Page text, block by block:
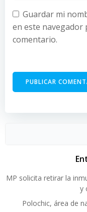
Guardar mi
en este navegador
comentario.
MP solicita retirar la
y
Polochic, área de